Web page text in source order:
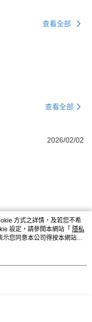
查看全部
查看全部
2026/02/02
方式之詳情，及若您不希
設定，請參閱本網站「 隱私
示您同意本公司得按本網站使